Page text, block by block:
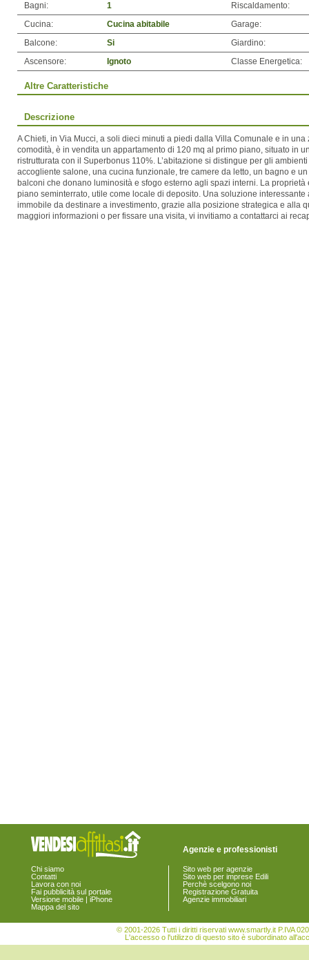
Bagni:
1
Riscaldamento:
Cucina:
Cucina abitabile
Garage:
Balcone:
Si
Giardino:
Ascensore:
Ignoto Classe Energetica:
Altre Caratteristiche
Descrizione
A Chieti, in Via Mucci, a soli dieci minuti a piedi dalla Villa Comunale e in
comodità, è in vendita un appartamento di 120 mq al primo piano, situato in
ristrutturata con il Superbonus 110%. L’abitazione si distingue per gli
accogliente salone, una cucina funzionale, tre camere da letto, un bagno e
balconi che donano luminosità e sfogo esterno agli spazi interni. La
piano seminterrato, utile come locale di deposito. Una soluzione
immobile da destinare a investimento, grazie alla posizione strategica e alla
maggiori informazioni o per fissare una visita, vi invitiamo a contattarci ai
Chi siamo
Contatti
Lavora con noi
Fai pubblicità sul portale
Versione mobile | iPhone
Mappa del sito
Agenzie e professionisti
Sito web per agenzie
Sito web per imprese Edili
Perchè scelgono noi
Registrazione Gratuita
Agenzie immobiliari
© 2001-2026 Tutti i diritti riservati www.smartly.it P.IVA
L'accesso o l'utilizzo di questo sito è subordinato